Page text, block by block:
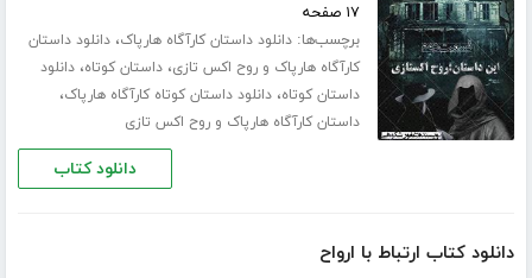
۱۷ صفحه
برچسب‌ها:دانلود داستان کارآگاه هارپاک،دانلود داستان
کارآگاه هارپاک و روح اکس تازی،داستان کوتاه،دانلود
داستان کوتاه،دانلود داستان کوتاه کارآگاه هارپاک،
داستان کارآگاه هارپاک و روح اکس تازی
دانلود کتاب
دانلود کتاب ارتباط با ارواح